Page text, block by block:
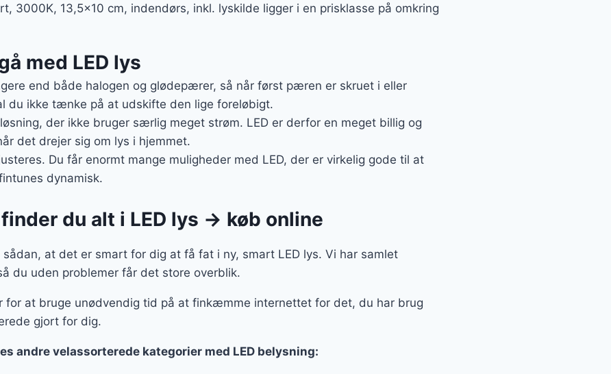
3000K, 13,5×10 cm, indendørs, inkl. lyskilde ligger i en prisklasse på omkring
med LED lys
end både halogen og glødepærer, så når først pæren er skruet i eller
du ikke tænke på at udskifte den lige foreløbigt.
der ikke bruger særlig meget strøm. LED er derfor en meget billig og
det drejer sig om lys i hjemmet.
Du får enormt mange muligheder med LED, der er virkelig gode til at
dynamisk.
finder du alt i LED lys → køb online
sådan, at det er smart for dig at få fat i ny, smart LED lys. Vi har samlet
du uden problemer får det store overblik.
for at bruge unødvendig tid på at finkæmme internettet for det, du har brug
gjort for dig.
andre velassorterede kategorier med LED belysning: